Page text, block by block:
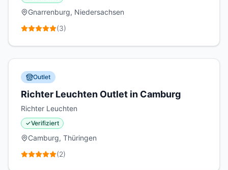
Gnarrenburg, Niedersachsen
(3)
Outlet
Richter Leuchten Outlet in Camburg
Richter Leuchten
✓Verifiziert
Camburg, Thüringen
(2)